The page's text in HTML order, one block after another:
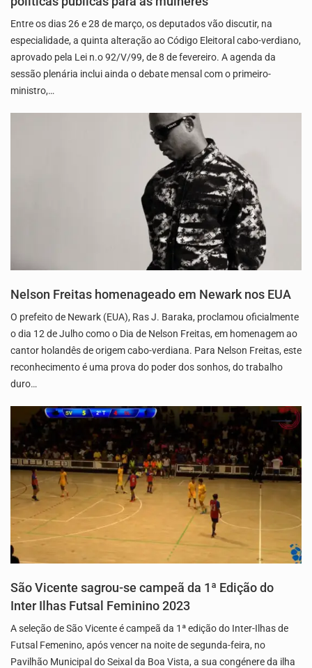
Entre os dias 26 e 28 de março, os deputados vão discutir, na
especialidade, a quinta alteração ao Código Eleitoral cabo-verdiano,
aprovado pela Lei n.o 92/V/99, de 8 de fevereiro. A agenda da
sessão plenária inclui ainda o debate mensal com o primeiro-
ministro,…
Nelson Freitas homenageado em Newark nos EUA
O prefeito de Newark (EUA), Ras J. Baraka, proclamou oficialmente
o dia 12 de Julho como o Dia de Nelson Freitas, em homenagem ao
cantor holandês de origem cabo-verdiana. Para Nelson Freitas, este
reconhecimento é uma prova do poder dos sonhos, do trabalho
duro…
São Vicente sagrou-se campeã da 1ª Edição do
Inter Ilhas Futsal Feminino 2023
A seleção de São Vicente é campeã da 1ª edição do Inter-Ilhas de
Futsal Femenino, após vencer na noite de segunda-feira, no
Pavilhão Municipal do Seixal da Boa Vista, a sua congénere da ilha